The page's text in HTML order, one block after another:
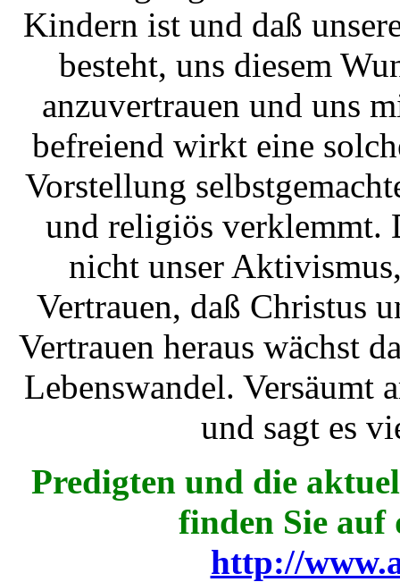
Kindern ist und daß
besteht, uns diesem
anzuvertrauen und uns
befreiend wirkt eine
Vorstellung
und religiös verklemmt.
nicht unser
Vertrauen, daß Christus
Vertrauen heraus wächst
Lebenswandel. Versäumt
und sagt es
Predigten und die
finden Sie auf
http://